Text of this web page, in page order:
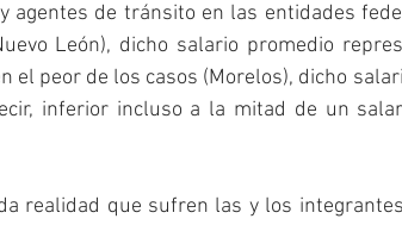
agentes de tránsito en las entidades
León), dicho salario promedio
el peor de los casos (Morelos), dicho
inferior incluso a la mitad de un
realidad que sufren las y los